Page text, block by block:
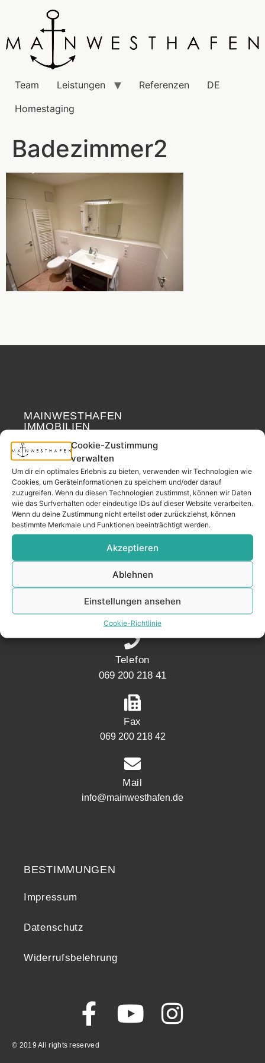
Cookie-Zustimmung
verwalten
Um dir ein optimales Erlebnis zu bieten, verwenden wir Technologien wie
Cookies, um Geräteinformationen zu speichern und/oder darauf
zuzugreifen. Wenn du diesen Technologien zustimmst, können wir Daten
wie das Surfverhalten oder eindeutige IDs auf dieser Website verarbeiten.
Wenn du deine Zustimmung nicht erteilst oder zurückziehst, können
bestimmte Merkmale und Funktionen beeinträchtigt werden.
Akzeptieren
Ablehnen
Einstellungen ansehen
Cookie-Richtlinie
Team Leistungen Referenzen
DE
Homestaging
Badezimmer2
MAINWESTHAFEN
IMMOBILIEN
Ihr Immobilienpartner
aus der
Nachbarschaft.
– seit 2017.
Adresse
Mainwesthafen Immobilien Speicherstraße 5
60327 Frankfurt
Telefon
069 200 218 41
Fax
069 200 218 42
Mail
info@mainwesthafen.de
BESTIMMUNGEN
Impressum
Datenschutz
Widerrufsbelehrung
© 2019 All rights reserved